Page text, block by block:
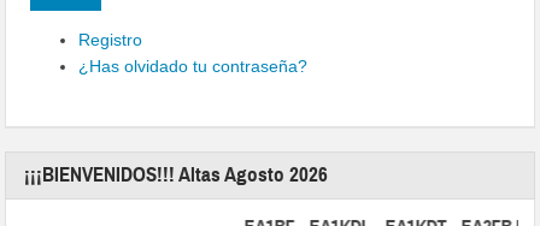
Registro
¿Has olvidado tu contraseña?
¡¡¡BIENVENIDOS!!! Altas Agosto 2026